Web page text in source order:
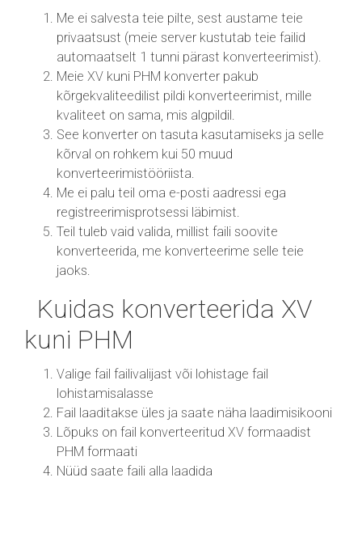
Me ei salvesta teie pilte, sest austame teie
privaatsust (meie server kustutab teie failid
automaatselt 1 tunni pärast konverteerimist).
Meie XV kuni PHM konverter pakub
kõrgekvaliteedilist pildi konverteerimist, mille
kvaliteet on sama, mis algpildil.
See konverter on tasuta kasutamiseks ja selle
kõrval on rohkem kui 50 muud
konverteerimistööriista.
Me ei palu teil oma e-posti aadressi ega
registreerimisprotsessi läbimist.
Teil tuleb vaid valida, millist faili soovite
konverteerida, me konverteerime selle teie
jaoks.
Kuidas konverteerida XV
kuni PHM
Valige fail failivalijast või lohistage fail
lohistamisalasse
Fail laaditakse üles ja saate näha laadimisikooni
Lõpuks on fail konverteeritud XV formaadist
PHM formaati
Nüüd saate faili alla laadida